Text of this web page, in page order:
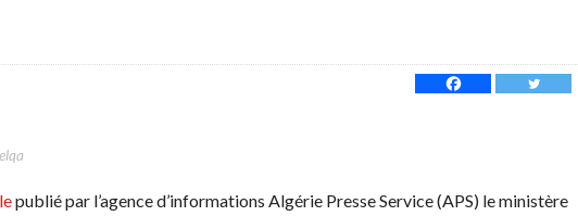
publié par l’agence d’informations Algérie Presse Service (APS) le ministère